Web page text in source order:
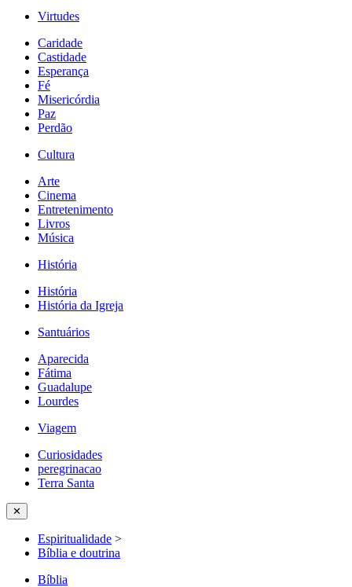
Virtudes
Caridade
Castidade
Esperança
Fé
Misericórdia
Paz
Perdão
Cultura
Arte
Cinema
Entretenimento
Livros
Música
História
História
História da Igreja
Santuários
Aparecida
Fátima
Guadalupe
Lourdes
Viagem
Curiosidades
peregrinacao
Terra Santa
✕
Espiritualidade >
Bíblia e doutrina
Bíblia